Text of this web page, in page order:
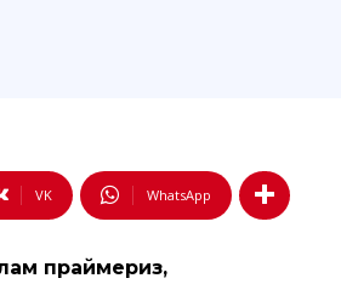
VK WhatsApp
праймериз,